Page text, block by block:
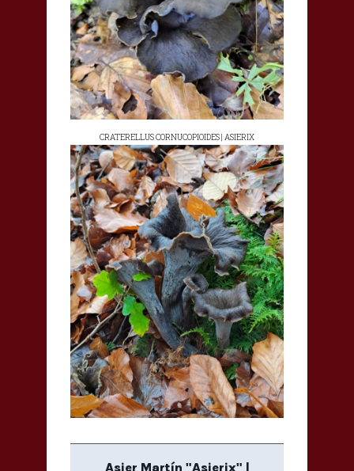
CRATERELLUS CORNUCOPIOIDES | ASIERIX
Asier Martín "Asierix" |